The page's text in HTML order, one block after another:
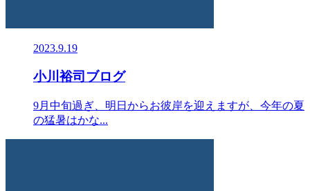
2023.9.19
小川裕司ブログ
9月中旬過ぎ、明日からお彼岸を迎えますが、今年の夏
の猛暑はかな...